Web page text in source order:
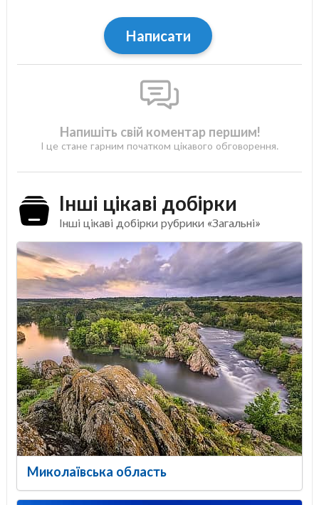
Написати
Напишіть свій коментар першим!
І це стане гарним початком цікавого обговорення.
Інші цікаві добірки
Інші цікаві добірки рубрики «Загальні»
Миколаївська область